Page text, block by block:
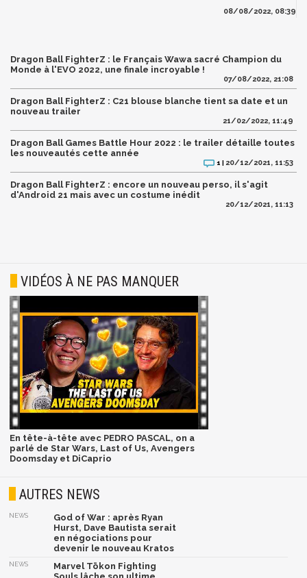
08/08/2022, 08:39
Dragon Ball FighterZ : le Français Wawa sacré Champion du
Monde à l'EVO 2022, une finale incroyable !
07/08/2022, 21:08
Dragon Ball FighterZ : C21 blouse blanche tient sa date et un
nouveau trailer
21/02/2022, 11:49
Dragon Ball Games Battle Hour 2022 : le trailer détaille toutes
les nouveautés cette année
1 | 20/12/2021, 11:53
Dragon Ball FighterZ : encore un nouveau perso, il s'agit
d'Android 21 mais avec un costume inédit
20/12/2021, 11:13
VIDÉOS À NE PAS MANQUER
En tête-à-tête avec PEDRO PASCAL, on a
parlé de Star Wars, Last of Us, Avengers
Doomsday et DiCaprio
AUTRES NEWS
NEWS
God of War : après Ryan
Hurst, Dave Bautista serait
en négociations pour
devenir le nouveau Kratos
NEWS
Marvel Tōkon Fighting